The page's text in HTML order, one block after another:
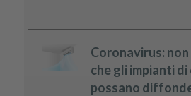
Coronavirus:
che gli impianti
possano